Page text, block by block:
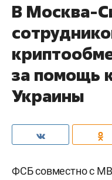
В Москва-
за помощь
Украины
ФСБ совместно с